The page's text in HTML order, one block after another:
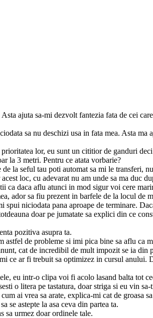
ajuta sa-mi dezvolt fantezia fata de cei
sa nu deschizi usa in fata mea. Asta
lor, eu sunt un cititior de ganduri
la 3 metri. Pentru ce atata vorbarie?
la seful tau poti automat sa mi le transferi,
loc, cu adevarat nu am unde sa ma duc
ca daca aflu atunci in mod sigur voi cere
ador sa fiu prezent in barfele de la locul de
niciodata pana aproape de terminare.
doar pe jumatate sa explici din ce
pozitiva asupra ta.
de probleme si imi pica bine sa aflu ca
cat de incredibil de mult impozit se ia
ce ar fi trebuit sa optimizez in cursul
eu intr-o clipa voi fi acolo lasand balta tot
o litera pe tastatura, doar striga si eu vin sa-
ai vrea sa arate, explica-mi cat de groasa
se astepte la asa ceva din partea ta.
sa urmez doar ordinele tale.